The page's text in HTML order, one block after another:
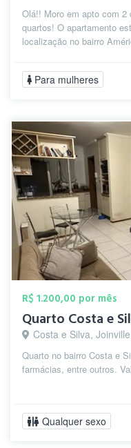
Olá!! Moro em apto com 2
quartos! O apartamento
localização no bairro
Para mulheres
R$ 1.200,00 por mês
Quarto Costa e
Costa e Silva,
Quarto no bairro Costa e
farmácias, entre outros.
Qualquer sexo